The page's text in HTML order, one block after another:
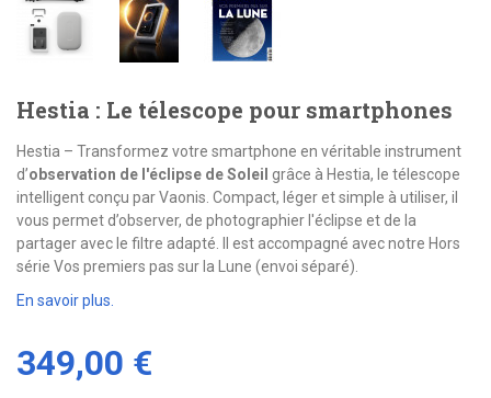
Hestia : Le télescope pour smartphones
Hestia – Transformez votre smartphone en véritable instrument
d’observation de l'éclipse de Soleil grâce à Hestia, le télescope
intelligent conçu par Vaonis. Compact, léger et simple à utiliser, il
vous permet d’observer, de photographier l'éclipse et de la
partager avec le filtre adapté. Il est accompagné avec notre Hors
série Vos premiers pas sur la Lune (envoi séparé).
En savoir plus.
349,00 €